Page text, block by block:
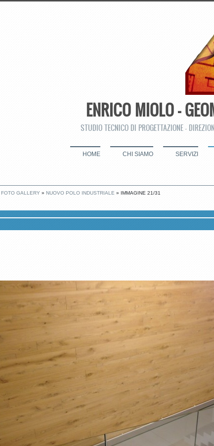
ENRICO MIOLO -
STUDIO TECNICO DI PROGETTAZIONE -
HOME CHI SIAMO SERVIZI
FOTO GALLERY » NUOVO POLO INDUSTRIALE » IMMAGINE 21/31